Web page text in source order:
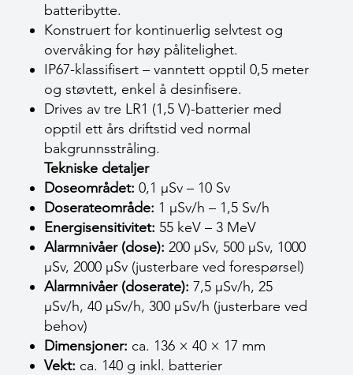
batteribytte.
Konstruert for kontinuerlig selvtest og
overvåking for høy pålitelighet.
IP67-klassifisert – vanntett opptil 0,5 meter
og støvtett, enkel å desinfisere.
Drives av tre LR1 (1,5 V)-batterier med
opptil ett års driftstid ved normal
bakgrunnsstråling.
Tekniske detaljer
Doseområdet: 0,1 µSv – 10 Sv
Doserateområde: 1 µSv/h – 1,5 Sv/h
Energisensitivitet: 55 keV – 3 MeV
Alarmnivåer (dose): 200 µSv, 500 µSv, 1000
µSv, 2000 µSv (justerbare ved forespørsel)
Alarmnivåer (doserate): 7,5 µSv/h, 25
µSv/h, 40 µSv/h, 300 µSv/h (justerbare ved
behov)
Dimensjoner: ca. 136 × 40 × 17 mm
Vekt: ca. 140 g inkl. batterier